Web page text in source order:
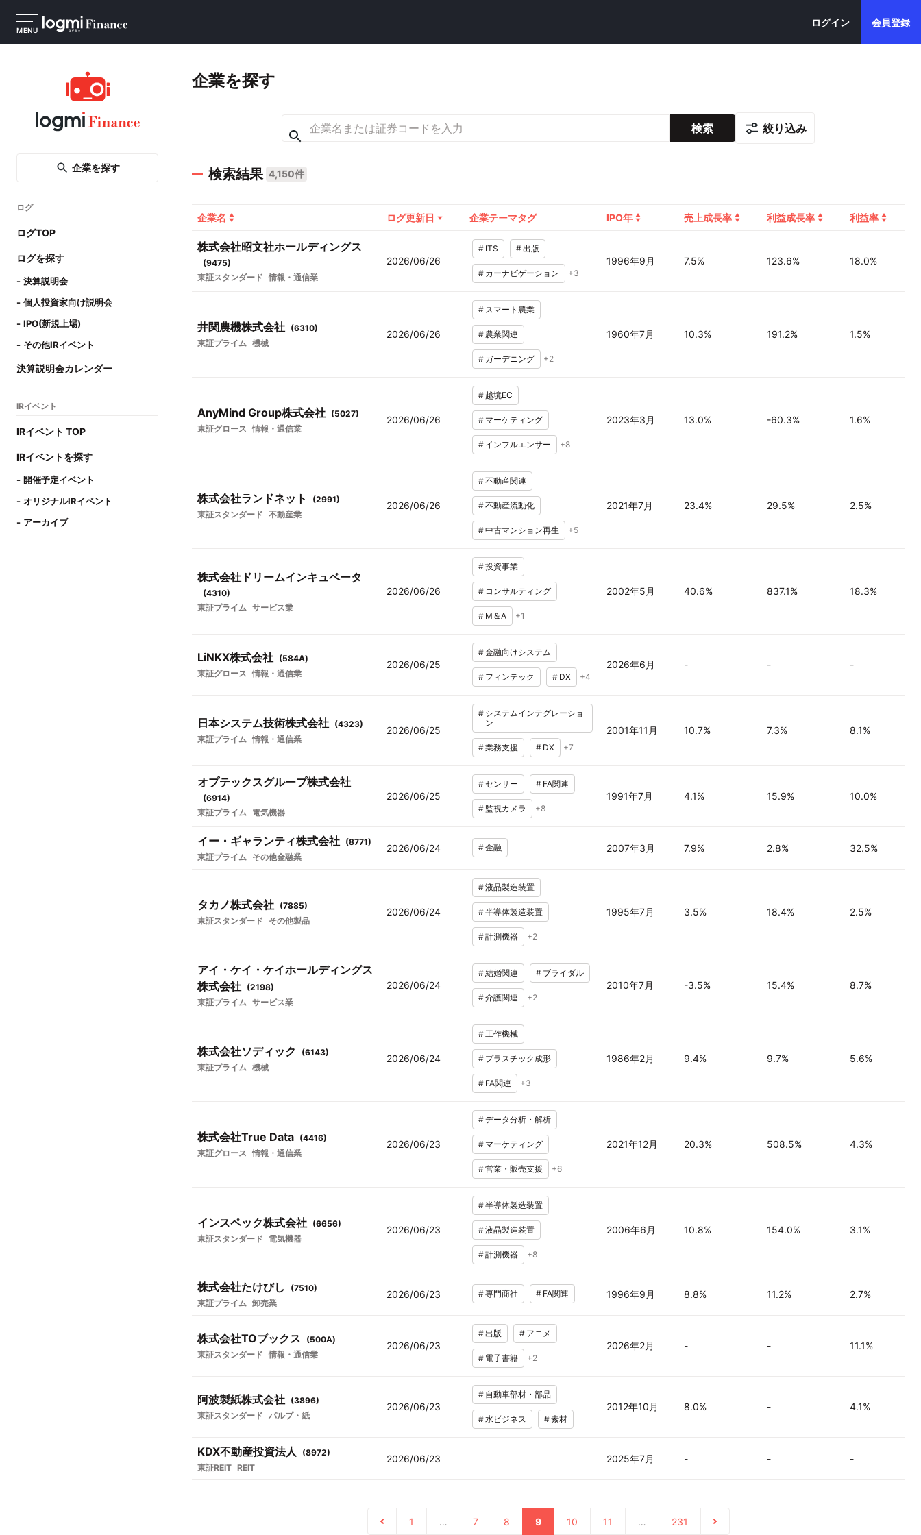
MENU
ログイン 会員登録
企業を探す
ログ
ログTOP
ログを探す
決算説明会
個人投資家向け説明会
IPO(新規上場)
その他IRイベント
決算説明会カレンダー
IRイベント
IRイベント TOP
IRイベントを探す
開催予定イベント
オリジナルIRイベント
アーカイブ
企業を探す
検索 絞り込み
検索結果 4,150件
企業名 ログ更新日 企業テーマタグ IPO年 売上成長率 利益成長率 利益率
株式会社昭文社ホールディングス
(9475)
東証スタンダード 情報・通信業
2026/06/26
# ITS #出版
# カーナビゲーション +3
1996年9月 7.5% 123.6% 18.0%
井関農機株式会社 (6310)
東証プライム 機械
2026/06/26
# スマート農業
# 農業関連
# ガーデニング +2
1960年7月 10.3% 191.2% 1.5%
AnyMind Group株式会社 (5027)
東証グロース 情報・通信業
2026/06/26
# 越境EC
# マーケティング
# インフルエンサー +8
2023年3月 13.0% -60.3% 1.6%
株式会社ランドネット (2991)
東証スタンダード 不動産業
2026/06/26
#不動産関連
#不動産流動化
#中古マンション再生 +5
2021年7月 23.4% 29.5% 2.5%
株式会社ドリームインキュベータ
(4310)
東証プライム サービス業
2026/06/26
#投資事業
# コンサルティング
# M＆A +1
2002年5月 40.6% 837.1% 18.3%
LiNKX株式会社 (584A)
東証グロース 情報・通信業
2026/06/25
#金融向けシステム
# フィンテック # DX +4
2026年6月 - - -
日本システム技術株式会社 (4323)
東証プライム 情報・通信業
2026/06/25
# システムインテグレーショ
ン
#業務支援 # DX +7
2001年11月 10.7% 7.3% 8.1%
オプテックスグループ株式会社
(6914)
東証プライム 電気機器
2026/06/25
#センサー # FA関連
# 監視カメラ +8
1991年7月 4.1% 15.9% 10.0%
イー・ギャランティ株式会社 (8771)
東証プライム その他金融業
2026/06/24 #金融 2007年3月 7.9% 2.8% 32.5%
タカノ株式会社 (7885)
東証スタンダード
その他製品
2026/06/24
#液晶製造装置
#半導体製造装置
#計測機器 +2
1995年7月 3.5% 18.4% 2.5%
アイ・ケイ・ケイホールディングス
株式会社 (2198)
東証プライム サービス業
2026/06/24
#結婚関連 # ブライダル
#介護関連 +2
2010年7月 -3.5% 15.4% 8.7%
株式会社ソディック (6143)
東証プライム 機械
2026/06/24
#工作機械
# プラスチック成形
# FA関連 +3
1986年2月 9.4% 9.7% 5.6%
株式会社True Data (4416)
東証グロース 情報・通信業
2026/06/23
#データ分析・解析
# マーケティング
#営業・販売支援 +6
2021年12月 20.3% 508.5% 4.3%
インスペック株式会社 (6656)
東証スタンダード
電気機器
2026/06/23
#半導体製造装置
#液晶製造装置
#計測機器 +8
2006年6月 10.8% 154.0% 3.1%
株式会社たけびし (7510)
東証プライム 卸売業
2026/06/23 #専門商社 # FA関連 1996年9月 8.8% 11.2% 2.7%
株式会社TOブックス (500A)
東証スタンダード 情報・通信業
2026/06/23
#出版 # アニメ
# 電子書籍 +2
2026年2月 - - 11.1%
阿波製紙株式会社 (3896)
東証スタンダード パルプ・紙
2026/06/23
# 自動車部材・部品
#水ビジネス #素材
2012年10月 8.0% - 4.1%
KDX不動産投資法人 (8972)
東証REIT REIT
2026/06/23 2025年7月 - - -
1 … 7 8 9 10 11 … 231